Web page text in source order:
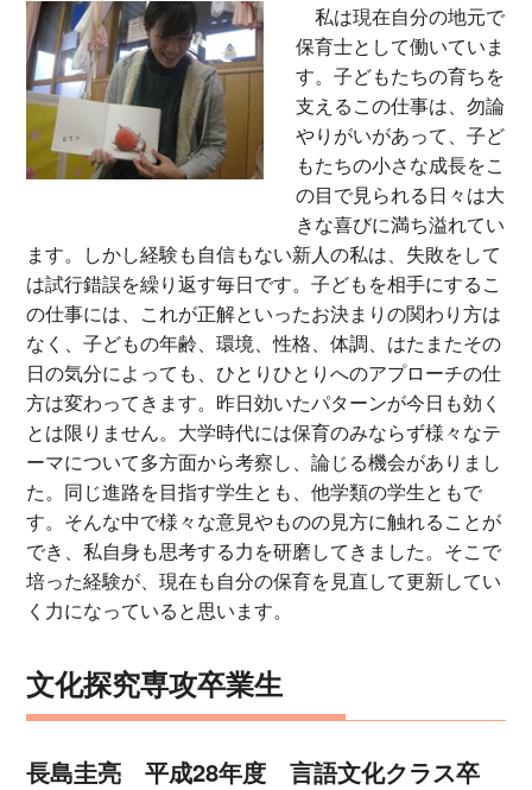
私は現在自分の地元で
保育士として働いていま
す。子どもたちの育ちを
支えるこの仕事は、勿論
やりがいがあって、子ど
もたちの小さな成長をこ
の目で見られる日々は大
きな喜びに満ち溢れてい
ます。しかし経験も自信もない新人の私は、失敗をして
は試行錯誤を繰り返す毎日です。子どもを相手にするこ
の仕事には、これが正解といったお決まりの関わり方は
なく、子どもの年齢、環境、性格、体調、はたまたその
日の気分によっても、ひとりひとりへのアプローチの仕
方は変わってきます。昨日効いたパターンが今日も効く
とは限りません。大学時代には保育のみならず様々なテ
ーマについて多方面から考察し、論じる機会がありまし
た。同じ進路を目指す学生とも、他学類の学生ともで
す。そんな中で様々な意見やものの見方に触れることが
でき、私自身も思考する力を研磨してきました。そこで
培った経験が、現在も自分の保育を見直して更新してい
く力になっていると思います。
文化探究専攻卒業生
長島圭亮 平成28年度 言語文化クラス卒